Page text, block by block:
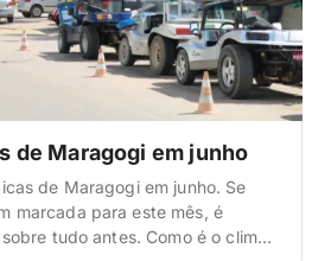
de Maragogi em junho
de Maragogi em junho. Se
marcada para este mês, é
tudo antes. Como é o clima